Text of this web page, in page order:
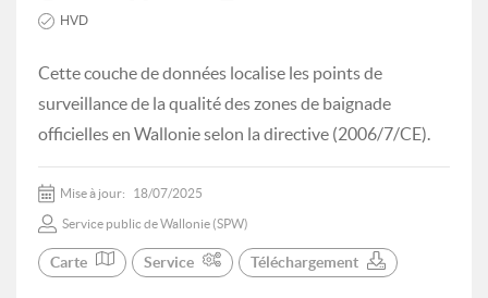
HVD
Cette couche de données localise les points de
surveillance de la qualité des zones de baignade
officielles en Wallonie selon la directive (2006/7/CE).
Mise à jour: 18/07/2025
Service public de Wallonie (SPW)
Carte Service Téléchargement